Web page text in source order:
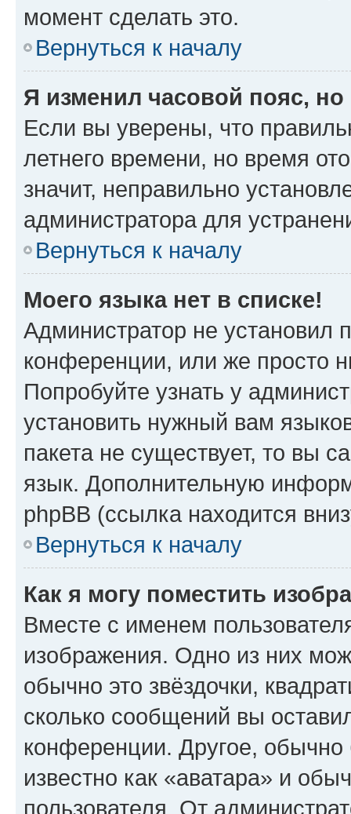
момент сделать это.
Вернуться к началу
Я изменил часовой пояс,
Если вы уверены, что
летнего времени, но время
значит, неправильно
администратора для
Вернуться к началу
Моего языка нет в списке!
Администратор не установил
конференции, или же просто
Попробуйте узнать у
установить нужный вам
пакета не существует, то вы
язык. Дополнительную
phpBB (ссылка находится
Вернуться к началу
Как я могу поместить
Вместе с именем
изображения. Одно из них
обычно это звёздочки,
сколько сообщений вы
конференции. Другое,
известно как «аватара» и
пользователя. От